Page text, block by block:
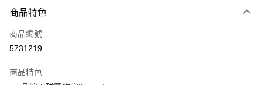
信用卡一次付款
信用卡分期付款
合作金庫商業銀行
6 期 0 利率 每期
商品特色
商品編號
5731219
商品特色